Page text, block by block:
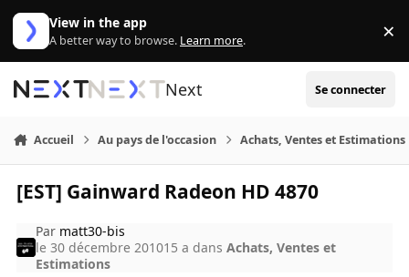
Aller au contenu
View in the app
A better way to browse. Learn more. ×
Next Se connecter
Accueil Au pays de l'occasion Achats, Ventes et Estimations
[EST] Gainward Radeon HD 4870
Par matt30-bis
le 30 décembre 201015 a dansAchats, Ventes et
Estimations